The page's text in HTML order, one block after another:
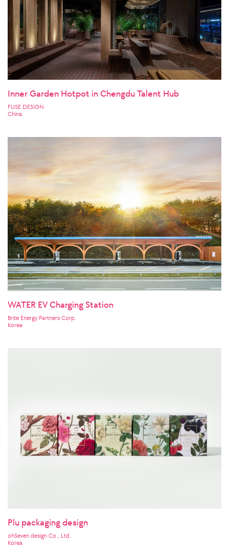
Inner Garden Hotpot in Chengdu Talent Hub
FUSE DESIGN
China
WATER EV Charging Station
Brite Energy Partners Corp.
Korea
Plu packaging design
ohSeven design Co., Ltd.
Korea